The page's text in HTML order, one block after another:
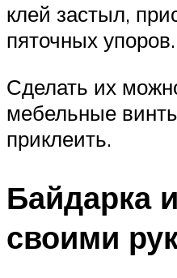
клей застыл,
пяточных упоров.
Сделать их
мебельные
приклеить.
Байдарка
своими